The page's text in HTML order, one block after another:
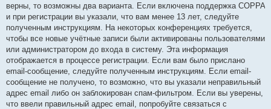
верны, то возможны два варианта. Если включена поддержка COPPA
и при регистрации вы указали, что вам менее 13 лет, следуйте
полученным инструкциям. На некоторых конференциях требуется,
чтобы все новые учётные записи были активированы пользователями
или администратором до входа в систему. Эта информация
отображается в процессе регистрации. Если вам было прислано
email-сообщение, следуйте полученным инструкциям. Если email-
сообщение не получено, то возможно, что вы указали неправильный
адрес email либо он заблокирован спам-фильтром. Если вы уверены,
что ввели правильный адрес email, попробуйте связаться с